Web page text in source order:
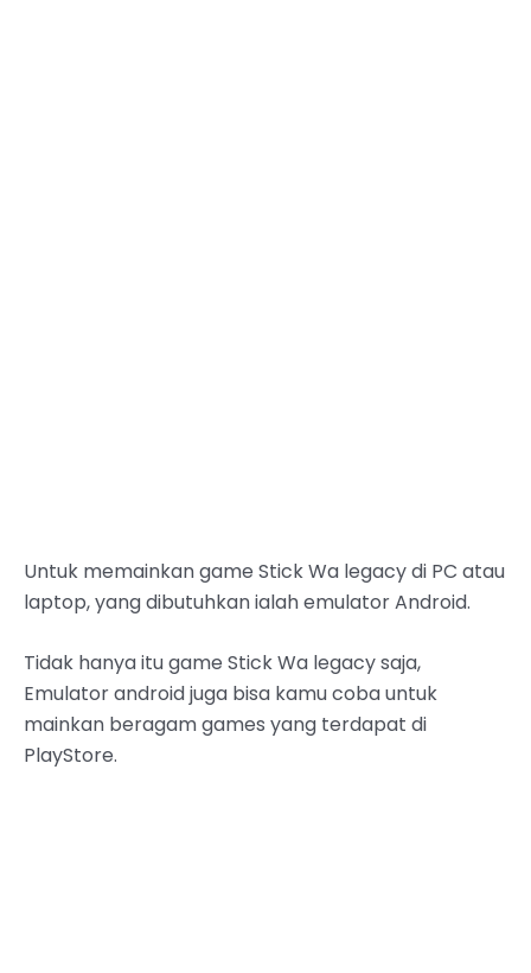
Untuk memainkan game Stick Wa legacy di PC atau
laptop, yang dibutuhkan ialah emulator Android.
Tidak hanya itu game Stick Wa legacy saja,
Emulator android juga bisa kamu coba untuk
mainkan beragam games yang terdapat di
PlayStore.